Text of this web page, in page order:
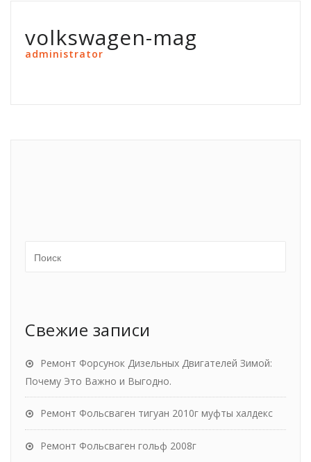
volkswagen-mag
administrator
Свежие записи
Ремонт Форсунок Дизельных Двигателей Зимой:
Почему Это Важно и Выгодно.
Ремонт Фольсваген тигуан 2010г муфты халдекс
Ремонт Фольсваген гольф 2008г